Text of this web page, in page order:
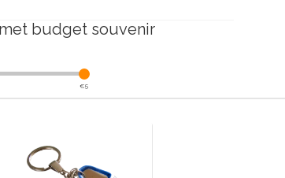
budget souvenir
€5